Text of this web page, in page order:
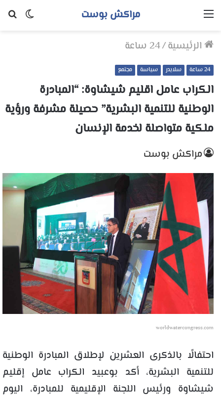
الوضع
مراكش بوست القائمة
الرئيسية/24 ساعة
24 ساعة سلايدر سياسة مجتمع
الكراب عامل اقليم شيشاوة: “المبادرة
الوطنية للتنمية البشرية” حصيلة مشرفة ورؤية
ملكية متواصلة لخدمة الإنسان
مراكش بوست
worldwatercongress.com
احتفالًا بالذكرى العشرين لإطلاق المبادرة الوطنية
للتنمية البشرية، أكد بوعبيد الكراب عامل إقليم
شيشاوة ورئيس اللجنة الإقليمية للمبادرة، اليوم